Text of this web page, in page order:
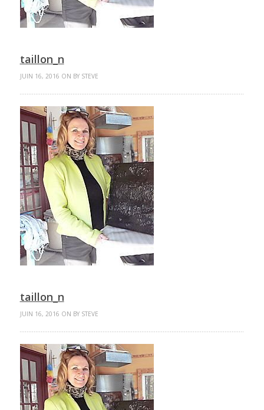
taillon_n
JUIN 16, 2016 ON BY STEVE
taillon_n
JUIN 16, 2016 ON BY STEVE